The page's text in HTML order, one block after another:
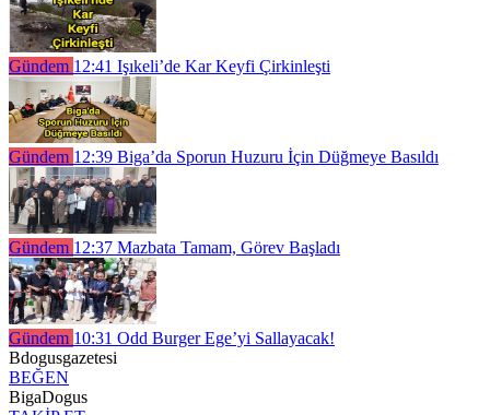
Gündem 12:41 Işıkeli’de Kar Keyfi Çirkinleşti
Gündem 12:39 Biga’da Sporun Huzuru İçin Düğmeye Basıldı
Gündem 12:37 Mazbata Tamam, Görev Başladı
Gündem 10:31 Odd Burger Ege’yi Sallayacak!
Bdogusgazetesi
BEĞEN
BigaDogus